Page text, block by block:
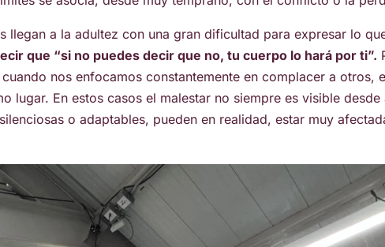
llegan a la adultez con una gran dificultad para expresar lo
que “si no puedes decir que no, tu cuerpo lo hará por ti”.
nos enfocamos constantemente en complacer a otros,
lugar. En estos casos el malestar no siempre es visible
o adaptables, pueden en realidad, estar muy